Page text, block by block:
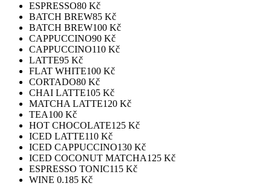
ESPRESSO80 Kč
BATCH BREW85 Kč
BATCH BREW100 Kč
CAPPUCCINO90 Kč
CAPPUCCINO110 Kč
LATTE95 Kč
FLAT WHITE100 Kč
CORTADO80 Kč
CHAI LATTE105 Kč
MATCHA LATTE120 Kč
TEA100 Kč
HOT CHOCOLATE125 Kč
ICED LATTE110 Kč
ICED CAPPUCCINO130 Kč
ICED COCONUT MATCHA125 Kč
ESPRESSO TONIC115 Kč
WINE 0.185 Kč